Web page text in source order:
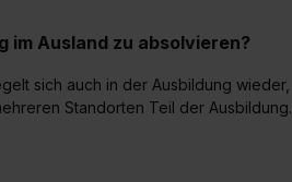
im Ausland zu absolvieren?
sich auch in der Ausbildung
Standorten Teil der Ausbildung.